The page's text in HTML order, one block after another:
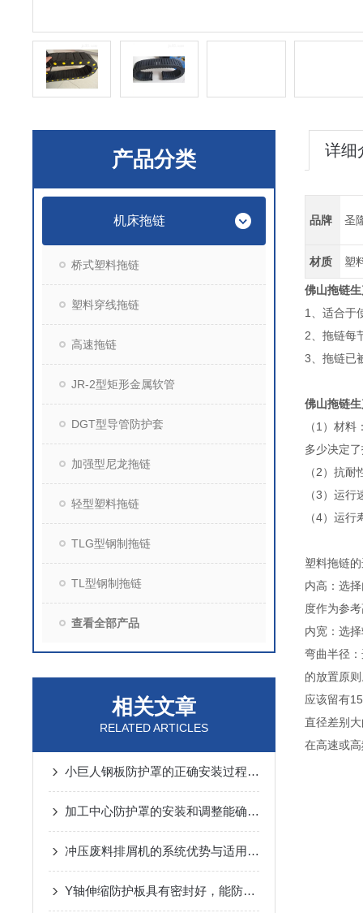
产品分类
机床拖链
桥式塑料拖链
塑料穿线拖链
高速拖链
JR-2型矩形金属软管
DGT型导管防护套
加强型尼龙拖链
轻型塑料拖链
TLG型钢制拖链
TL型钢制拖链
查看全部产品
相关文章
RELATED ARTICLES
小巨人钢板防护罩的正确安装过程不学习一下吗？
加工中心防护罩的安装和调整能确保有效的防护效果
冲压废料排屑机的系统优势与适用范围说明
Y轴伸缩防护板具有密封好，能防铁屑、防冷却液等特性
详细
品牌 圣
材质 塑
佛山拖链
1、适合于
2、拖链每
3、拖链已
佛山拖链
（1）材
多少决定
（2）抗
（3）运
（4）运
塑料拖
内高：选
度作为
内宽：选
弯曲半径
的放置
应该留有
直径差别
在高速或